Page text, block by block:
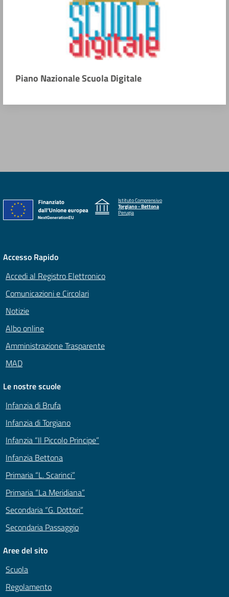
Piano Nazionale Scuola Digitale
Istituto Comprensivo
Torgiano - Bettona
Perugia
Accesso Rapido
Accedi al Registro Elettronico
Comunicazioni e Circolari
Notizie
Albo online
Amministrazione Trasparente
MAD
Le nostre scuole
Infanzia di Brufa
Infanzia di Torgiano
Infanzia “Il Piccolo Principe”
Infanzia Bettona
Primaria “L. Scarinci”
Primaria “La Meridiana”
Secondaria “G. Dottori”
Secondaria Passaggio
Aree del sito
Scuola
Regolamento